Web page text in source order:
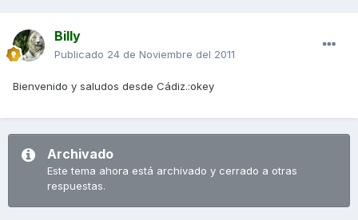
Billy
Publicado 24 de Noviembre del 2011
Bienvenido y saludos desde Cádiz.:okey
Archivado
Este tema ahora está archivado y cerrado a otras
respuestas.